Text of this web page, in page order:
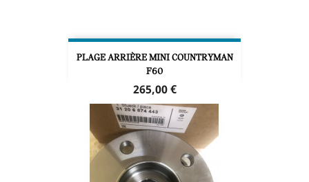
PLAGE ARRIÈRE MINI COUNTRYMAN
F60
Prix
265,00 €